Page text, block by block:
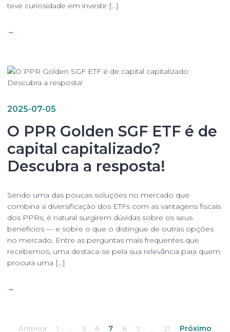
teve curiosidade em investir […]
→
2025-07-05
O PPR Golden SGF ETF é de
capital capitalizado?
Descubra a resposta!
Sendo uma das poucas soluções no mercado que
combina a diversificação dos ETFs com as vantagens fiscais
dos PPRs, é natural surgirem dúvidas sobre os seus
benefícios — e sobre o que o distingue de outras opções
no mercado. Entre as perguntas mais frequentes que
recebemos, uma destaca-se pela sua relevância para quem
procura uma […]
→
Anterior 1 5 6 7 8 9 21 Próximo